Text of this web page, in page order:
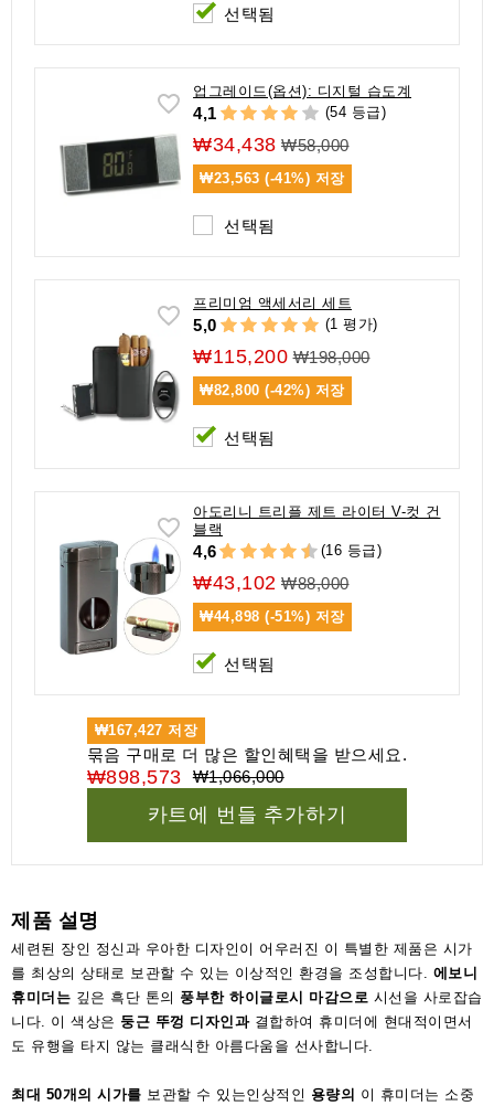
선택됨
업그레이드(옵션): 디지털 습도계
4,1 (54 등급)
₩34,438 ₩58,000
₩23,563 (-41%) 저장
선택됨
프리미엄 액세서리 세트
5,0 (1 평가)
₩115,200 ₩198,000
₩82,800 (-42%) 저장
선택됨
아도리니 트리플 제트 라이터 V-컷 건
블랙
4,6 (16 등급)
₩43,102 ₩88,000
₩44,898 (-51%) 저장
선택됨
₩167,427 저장
묶음 구매로 더 많은 할인혜택을 받으세요.
₩898,573 ₩1,066,000
카트에 번들 추가하기
제품 설명
세련된 장인 정신과 우아한 디자인이 어우러진 이 특별한 제품은 시가
를 최상의 상태로 보관할 수 있는 이상적인 환경을 조성합니다. 에보니
휴미더는 깊은 흑단 톤의 풍부한 하이글로시 마감으로 시선을 사로잡습
니다. 이 색상은 둥근 뚜껑 디자인과결합하여 휴미더에 현대적이면서
도 유행을 타지 않는 클래식한 아름다움을 선사합니다.
최대 50개의 시가를 보관할 수 있는인상적인 용량의 이 휴미더는 소중